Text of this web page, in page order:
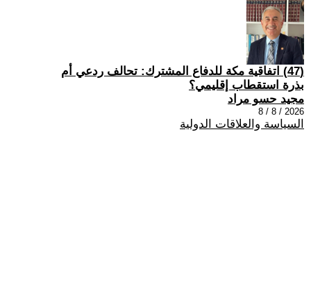
(47) اتفاقية مكة للدفاع المشترك: تحالف ردعي أم
بذرة استقطاب إقليمي؟
مجيد حسو مراد
2026 / 8 / 8
السياسة والعلاقات الدولية